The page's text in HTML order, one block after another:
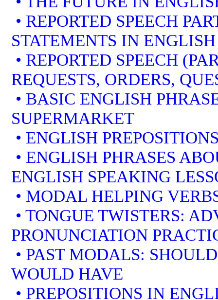
• REPORTED SPEECH
STATEMENTS IN ENGLISH
• REPORTED SPEECH
REQUESTS, ORDERS,
• BASIC ENGLISH
SUPERMARKET
• ENGLISH
• ENGLISH PHRASES
ENGLISH SPEAKING
• MODAL HELPING
• TONGUE TWISTERS:
PRONUNCIATION
• PAST MODALS:
WOULD HAVE
• PREPOSITIONS IN